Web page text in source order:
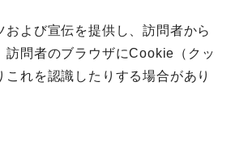
および宣伝を提供し、訪問者から
訪問者のブラウザにCookie（クッ
これを認識したりする場合があり